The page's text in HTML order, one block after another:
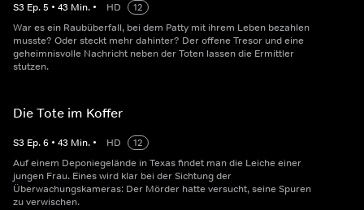
S3 Ep.5 • 43 Min. • HD
12
War es ein Raubüberfall, bei dem Patty mit ihrem Leben bezahlen
musste? Oder steckt mehr dahinter? Der offene Tresor und eine
geheimnisvolle Nachricht neben der Toten lassen die Ermittler
stutzen.
Die Tote im Koffer
S3 Ep.6 • 43 Min. • HD
12
Auf einem Deponiegelände in Texas findet man die Leiche einer
jungen Frau. Eines wird klar bei der Sichtung der
Überwachungskameras: Der Mörder hatte versucht, seine Spuren
zu verwischen.